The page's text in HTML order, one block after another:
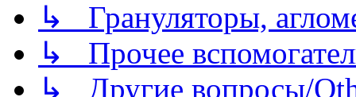
↳ Грануляторы,
↳ Прочее
↳ Другие вопросы/